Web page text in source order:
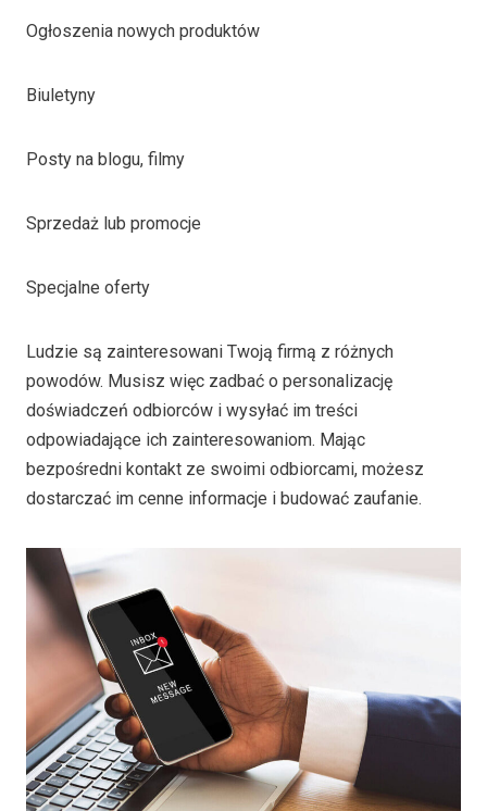
Ogłoszenia nowych produktów
Biuletyny
Posty na blogu, filmy
Sprzedaż lub promocje
Specjalne oferty
Ludzie są zainteresowani Twoją firmą z różnych
powodów. Musisz więc zadbać o personalizację
doświadczeń odbiorców i wysyłać im treści
odpowiadające ich zainteresowaniom. Mając
bezpośredni kontakt ze swoimi odbiorcami, możesz
dostarczać im cenne informacje i budować zaufanie.